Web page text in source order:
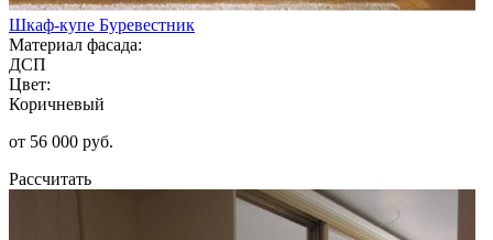
Шкаф-купе Буревестник
Материал фасада:
ДСП
Цвет:
Коричневый
от 56 000 руб.
Рассчитать